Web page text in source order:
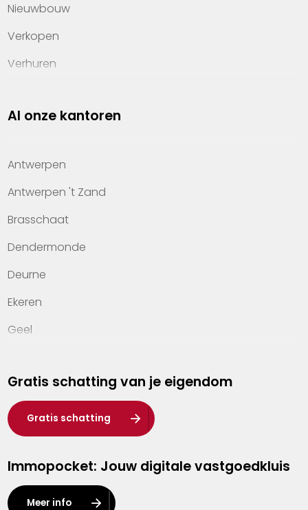
Nieuwbouw
Verkopen
Verhuren
Property management
Kennis van wonen
Kantoren
Veelgestelde vragen
Werken bij Heylen Vastgoed
Contact
Al onze kantoren
Antwerpen
Antwerpen 't Zand
Brasschaat
Dendermonde
Deurne
Ekeren
Geel
Hasselt
Heist-op-den-Berg
Herentals
Kalmthout
Leuven
Gratis schatting van je eigendom
Gratis schatting
Immopocket: Jouw digitale vastgoedkluis
Meer info